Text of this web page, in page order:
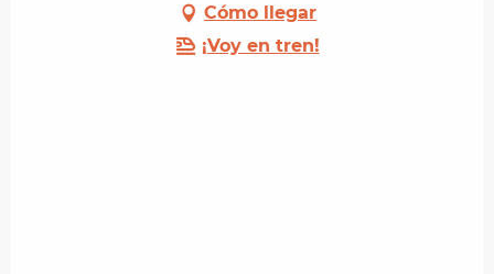
Cómo llegar
¡Voy en tren!